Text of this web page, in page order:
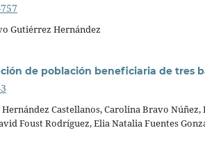
Gutiérrez Hernández
de población beneficiaria de tres
Castellanos, Carolina Bravo Núñez,
Foust Rodríguez, Elia Natalia Fuentes